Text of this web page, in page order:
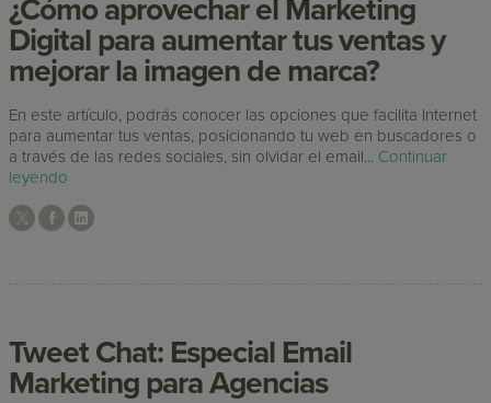
¿Cómo aprovechar el Marketing
Digital para aumentar tus ventas y
mejorar la imagen de marca?
En este artículo, podrás conocer las opciones que facilita Internet
para aumentar tus ventas, posicionando tu web en buscadores o
a través de las redes sociales, sin olvidar el email... Continuar
leyendo
Tweet Chat: Especial Email
Marketing para Agencias